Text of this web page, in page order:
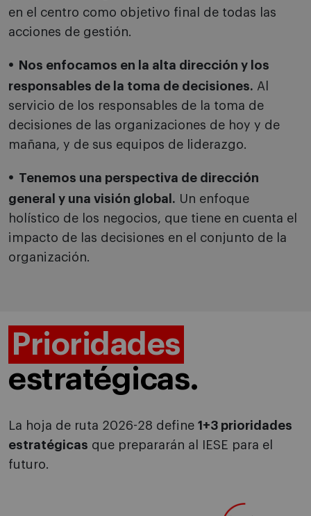
en el centro como objetivo final de todas las
acciones de gestión.
Nos enfocamos en la alta dirección y los
responsables de la toma de decisiones. Al
servicio de los responsables de la toma de
decisiones de las organizaciones de hoy y de
mañana, y de sus equipos de liderazgo.
Tenemos una perspectiva de dirección
general y una visión global. Un enfoque
holístico de los negocios, que tiene en cuenta el
impacto de las decisiones en el conjunto de la
organización.
Prioridades
estratégicas.
La hoja de ruta 2026-28 define 1+3 prioridades
estratégicas que prepararán al IESE para el
futuro.